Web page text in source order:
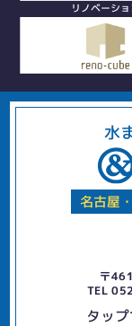
リノベーショ
水
名古屋
〒
TEL
タッ